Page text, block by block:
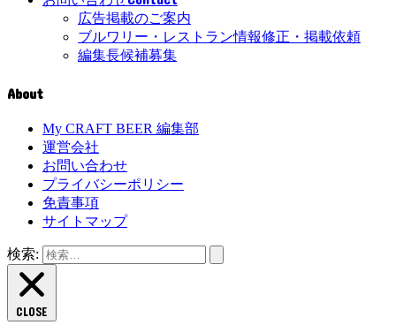
広告掲載のご案内
ブルワリー・レストラン情報修正・掲載依頼
編集長候補募集
About
My CRAFT BEER 編集部
運営会社
お問い合わせ
プライバシーポリシー
免責事項
サイトマップ
検索:
CLOSE